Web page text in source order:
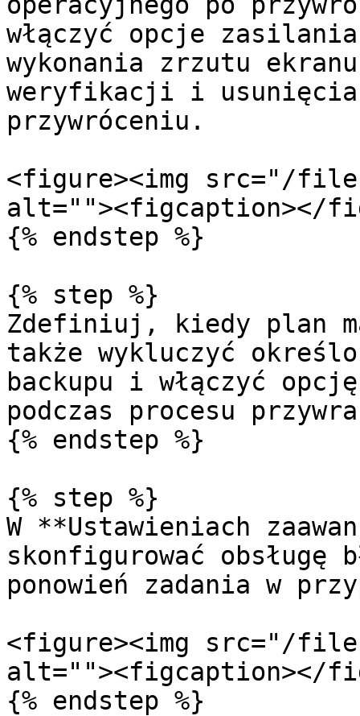
włączyć opcje
wykonania zrzutu
weryfikacji i usunięcia
przywróceniu.
<figure><img src="/files/
alt=""><figcaption></
{% endstep %}
{% step %}
Zdefiniuj, kiedy plan ma
także wykluczyć
backupu i włączyć
podczas procesu
{% endstep %}
{% step %}
W **Ustawieniach
skonfigurować
ponowień zadania w
<figure><img src="/files/
alt=""><figcaption></
{% endstep %}